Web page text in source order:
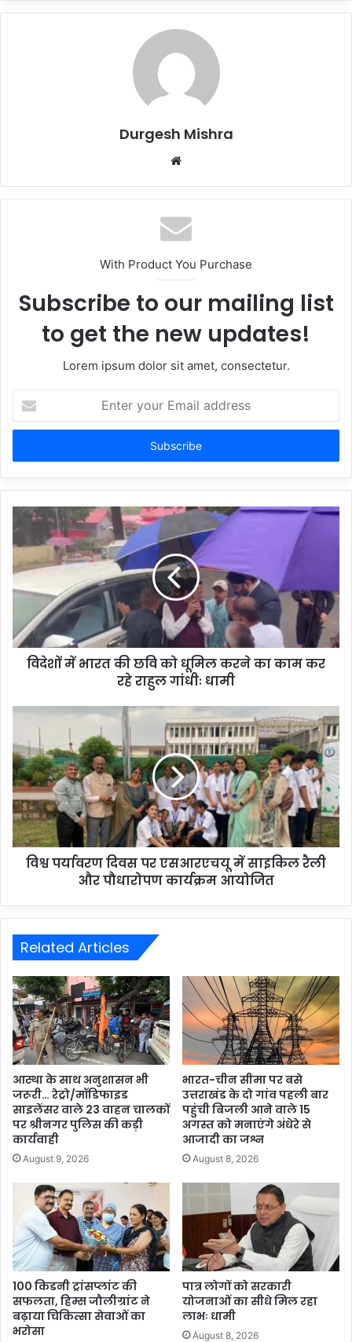
Durgesh Mishra
Website
With Product You Purchase
Subscribe to our mailing list
to get the new updates!
Lorem ipsum dolor sit amet, consectetur.
Enter
your
Email
विदेशों में भारत की छवि को धूमिल करने का काम कर
रहे राहुल गांधीः धामी
विश्व पर्यावरण दिवस पर एसआरएचयू में साइकिल रैली
और पौधारोपण कार्यक्रम आयोजित
Related Articles
आस्था के साथ अनुशासन भी
जरूरी… रेट्रो/मॉडिफाइड
साइलेंसर वाले 23 वाहन चालकों
पर श्रीनगर पुलिस की कड़ी
कार्यवाही
August 9, 2026
भारत-चीन सीमा पर बसे
उत्तराखंड के दो गांव पहली बार
पहुंची बिजली आने वाले 15
अगस्त को मनाएंगे अंधेरे से
आजादी का जश्न
August 8, 2026
100 किडनी ट्रांसप्लांट की
सफलता, हिम्स जौलीग्रांट ने
बढ़ाया चिकित्सा सेवाओं का
भरोसा
पात्र लोगों को सरकारी
योजनाओं का सीधे मिल रहा
लाभः धामी
August 8, 2026